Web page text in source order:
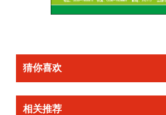
猜你喜欢
相关推荐